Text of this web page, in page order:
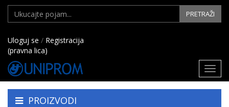
PRETRAŽI
Uloguj se / Registracija
(pravna lica)
PROIZVODI